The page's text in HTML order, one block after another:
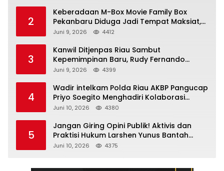
2
Keberadaan M-Box Movie Family Box
Pekanbaru Diduga Jadi Tempat Maksiat,
Warga Resah Minta Pemerintah Lakukan
Juni 9, 2026 4412
3
Kanwil Ditjenpas Riau Sambut
Kepemimpinan Baru, Rudy Fernando
Sianturi Resmi Menjabat Kakanwil
Juni 9, 2026 4399
4
Wadir intelkam Polda Riau AKBP Pangucap
Priyo Soegito Menghadiri Kolaborasi
Selamatkan Lingkungan Cegah Karhutla
Juni 10, 2026 4380
5
Jangan Giring Opini Publik! Aktivis dan
Praktisi Hukum Larshen Yunus Bantah
Tuduhan Soal Gelar Profesor Sufmi Dasco
Juni 10, 2026 4375